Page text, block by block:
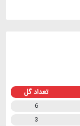
تعداد گل
6
3